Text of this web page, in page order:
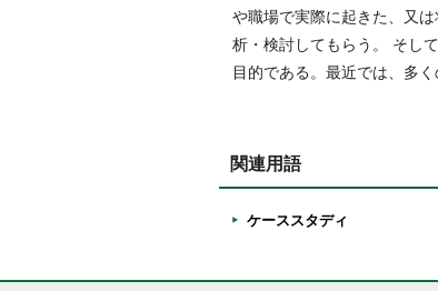
や職場で実際に起きた、又
析・検討してもらう。 そし
目的である。最近では、多
関連用語
ケーススタディ